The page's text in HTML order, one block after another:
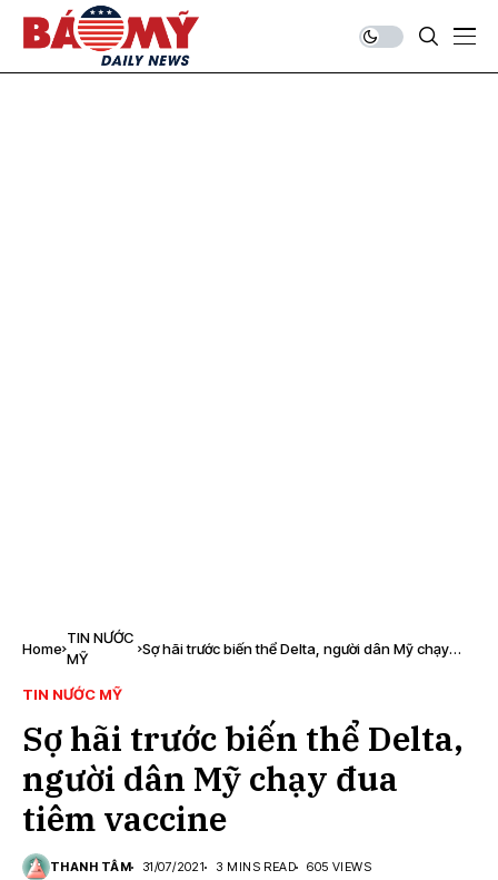
Home
TIN NƯỚC
MỸ
Sợ hãi trước biến thể Delta, người dân Mỹ chạy
TIN NƯỚC MỸ
Sợ hãi trước biến thể Delta,
người dân Mỹ chạy đua
tiêm vaccine
THANH TÂM 31/07/2021 3 MINS READ 605 VIEWS